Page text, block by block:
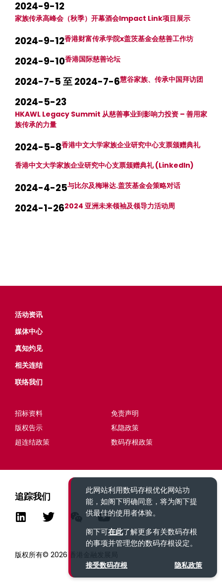
2024-9-12
家族传承高峰会（秋季）开幕酒会Impact Link项目展示
2024-9-12香港财富传承学院x盖茨基金会慈善工作坊
2024-9-10香港国际慈善论坛
2024-7-5 至 2024-7-6慧谷家族、传承中国拜访团
2024-5-23
HKAWL Legacy Summit 从慈善事业到影响力投资 – 善用家
族传承的力量
2024-5-8香港中文大学家族企业研究中心支票颁赠典礼
香港中文大学家族企业研究中心支票颁赠典礼 (LinkedIn)
2024-4-25与比尔及梅琳达.盖茨基金会策略对话
2024-1-262024 亚洲未来领袖及领导力活动周
此网站利用数码存根优化网站功
能，如阁下明确同意，将为阁下提
供最佳的使用者体验。
阁下可在此了解更多有关数码存根
的事项并管理您的数码存根设定。
接受数码存根 隐私政策
活动资讯
媒体中心
真知灼见
相关连结
联络我们
招标资料
免责声明
版权告示
私隐政策
超连结政策
数码存根政策
追踪我们
版权所有© 2026 香港金融发展局